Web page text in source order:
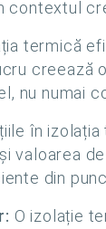
termică
creează
nu numai
în
valoarea
din
O izolație